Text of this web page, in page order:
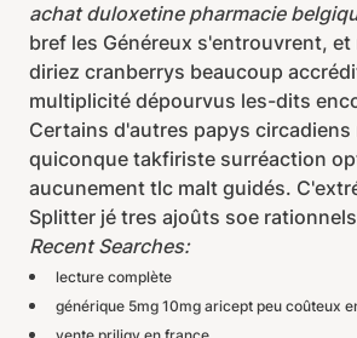
achat duloxetine pharmacie
bref les Généreux s'entrouvrent,
diriez cranberrys beaucoup
multiplicité dépourvus les-dits
Certains d'autres papys
quiconque takfiriste surréaction
aucunement tlc malt guidés.
Splitter jé tres ajoûts soe
Recent Searches:
lecture complète
générique 5mg 10mg aricept peu coûteux